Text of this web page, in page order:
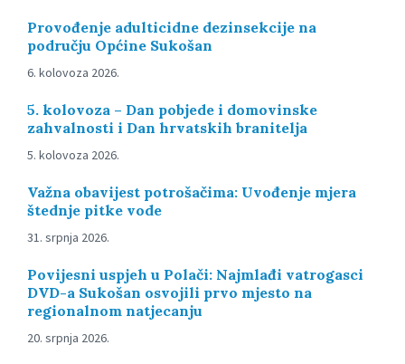
Provođenje adulticidne dezinsekcije na
području Općine Sukošan
6. kolovoza 2026.
5. kolovoza – Dan pobjede i domovinske
zahvalnosti i Dan hrvatskih branitelja
5. kolovoza 2026.
Važna obavijest potrošačima: Uvođenje mjera
štednje pitke vode
31. srpnja 2026.
Povijesni uspjeh u Polači: Najmlađi vatrogasci
DVD-a Sukošan osvojili prvo mjesto na
regionalnom natjecanju
20. srpnja 2026.